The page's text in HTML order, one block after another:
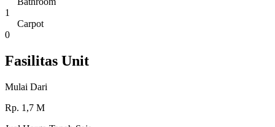
1
Carpot
0
Fasilitas Unit
Mulai Dari
Rp. 1,7 M